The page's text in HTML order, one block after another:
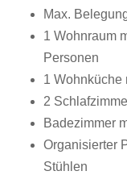
Max.
1 Wohnraum
Personen
1 Wohnküche
2
Badezimmer
Organisierter
Stühlen